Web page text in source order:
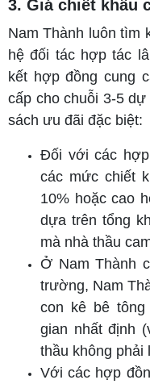
3. Giá chiết khấu
Nam Thành luôn tìm
hệ đối tác hợp tác
kết hợp đồng cung
cấp cho chuỗi 3-5
sách ưu đãi đặc biệt:
Đối với các
các mức chiết
10% hoặc cao
dựa trên tổng
mà nhà thầu
Ở Nam Thành
trường, Nam
con kê bê
gian nhất định
thầu không phải
Với các hợp